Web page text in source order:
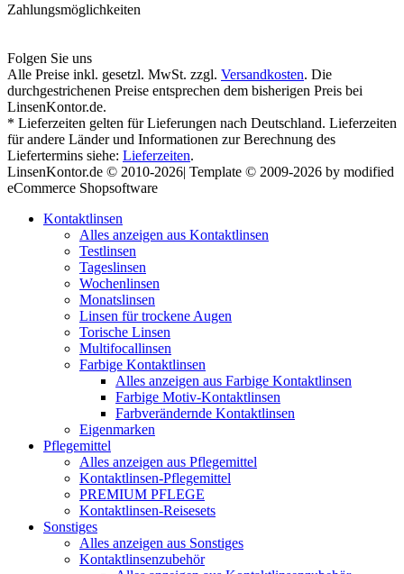
Zahlungsmöglichkeiten
Folgen Sie uns
Alle Preise inkl. gesetzl. MwSt. zzgl. Versandkosten. Die
durchgestrichenen Preise entsprechen dem bisherigen Preis bei
LinsenKontor.de.
* Lieferzeiten gelten für Lieferungen nach Deutschland. Lieferzeiten
für andere Länder und Informationen zur Berechnung des
Liefertermins siehe: Lieferzeiten.
LinsenKontor.de © 2010-2026| Template © 2009-2026 by modified
eCommerce Shopsoftware
Kontaktlinsen
Alles anzeigen aus Kontaktlinsen
Testlinsen
Tageslinsen
Wochenlinsen
Monatslinsen
Linsen für trockene Augen
Torische Linsen
Multifocallinsen
Farbige Kontaktlinsen
Alles anzeigen aus Farbige Kontaktlinsen
Farbige Motiv-Kontaktlinsen
Farbverändernde Kontaktlinsen
Eigenmarken
Pflegemittel
Alles anzeigen aus Pflegemittel
Kontaktlinsen-Pflegemittel
PREMIUM PFLEGE
Kontaktlinsen-Reisesets
Sonstiges
Alles anzeigen aus Sonstiges
Kontaktlinsenzubehör